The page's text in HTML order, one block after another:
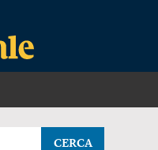
CERCA